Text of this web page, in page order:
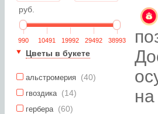
руб.
990 10491 19992 29492 38993
Цветы в букете
альстромерия (40)
гвоздика (14)
гербера (60)